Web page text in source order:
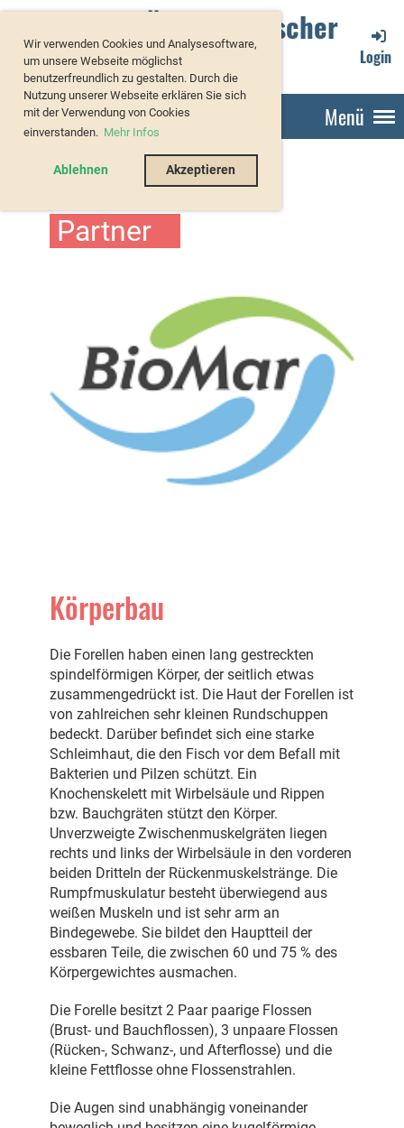
Wir verwenden Cookies und Analysesoftware,
um unsere Webseite möglichst
benutzerfreundlich zu gestalten. Durch die
Nutzung unserer Webseite erklären Sie sich
mit der Verwendung von Cookies
einverstanden. Mehr Infos
Ablehnen Akzeptieren
Verband Österreichischer
Forellenzüchter
Login
Menü
Partner
Körperbau
Die Forellen haben einen lang gestreckten
spindelförmigen Körper, der seitlich etwas
zusammengedrückt ist. Die Haut der Forellen ist
von zahlreichen sehr kleinen Rundschuppen
bedeckt. Darüber befindet sich eine starke
Schleimhaut, die den Fisch vor dem Befall mit
Bakterien und Pilzen schützt. Ein
Knochenskelett mit Wirbelsäule und Rippen
bzw. Bauchgräten stützt den Körper.
Unverzweigte Zwischenmuskelgräten liegen
rechts und links der Wirbelsäule in den vorderen
beiden Dritteln der Rückenmuskelstränge. Die
Rumpfmuskulatur besteht überwiegend aus
weißen Muskeln und ist sehr arm an
Bindegewebe. Sie bildet den Hauptteil der
essbaren Teile, die zwischen 60 und 75 % des
Körpergewichtes ausmachen.
Die Forelle besitzt 2 Paar paarige Flossen
(Brust- und Bauchflossen), 3 unpaare Flossen
(Rücken-, Schwanz-, und Afterflosse) und die
kleine Fettflosse ohne Flossenstrahlen.
Die Augen sind unabhängig voneinander